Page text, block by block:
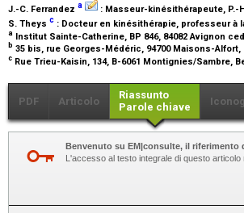
J.-C. Ferrandez a : Masseur-kinésithérapeute, P.-
S. Theys c : Docteur en kinésithérapie, professeur à
a Institut Sainte-Catherine, BP 846, 84082 Avignon
b 35 bis, rue Georges-Médéric, 94700 Maisons-Alfort,
c Rue Trieu-Kaisin, 134, B-6061 Montignies/Sambre,
PDF Articolo
Riassunto
Parole chiave
Benvenuto su EM|consulte, il riferimento
L'accesso al testo integrale di questo articolo